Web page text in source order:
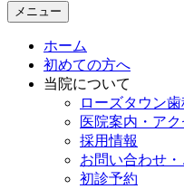
メニュー
ホーム
初めての方へ
当院について
ローズタウン
医院案内・アク
採用情報
お問い合わせ
初診予約